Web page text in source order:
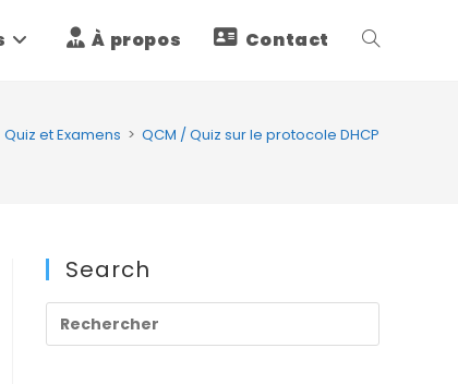
À propos Contact Toggle
Quiz et Examens > QCM / Quiz sur le protocole DHCP
Search
Escape